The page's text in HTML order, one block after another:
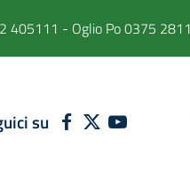
405111 - Oglio Po 0375 2811
suFACEBOOK
TWITTERYOUTUBE